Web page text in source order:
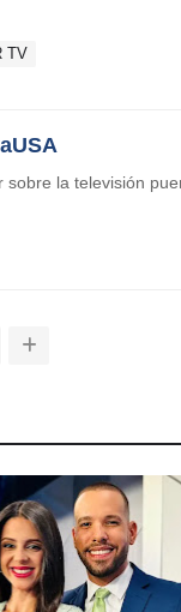
TV
sobre la televisión